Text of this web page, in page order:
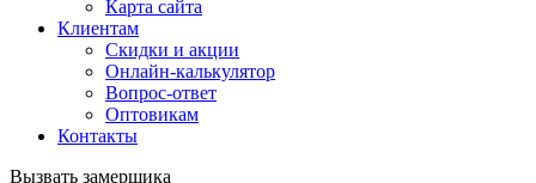
Карта сайта
Клиентам
Скидки и акции
Онлайн-калькулятор
Вопрос-ответ
Оптовикам
Контакты
Вызвать замерщика